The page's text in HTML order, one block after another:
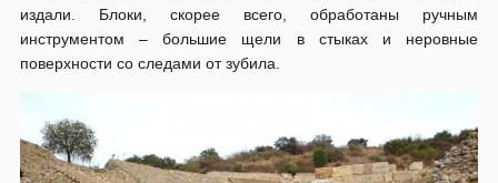
издали. Блоки, скорее всего, обработаны ручным
инструментом – большие щели в стыках и неровные
поверхности со следами от зубила.